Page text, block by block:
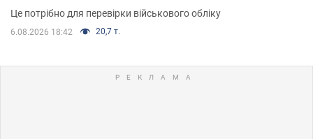
Це потрібно для перевірки військового обліку
6.08.2026 18:42 20,7 т.